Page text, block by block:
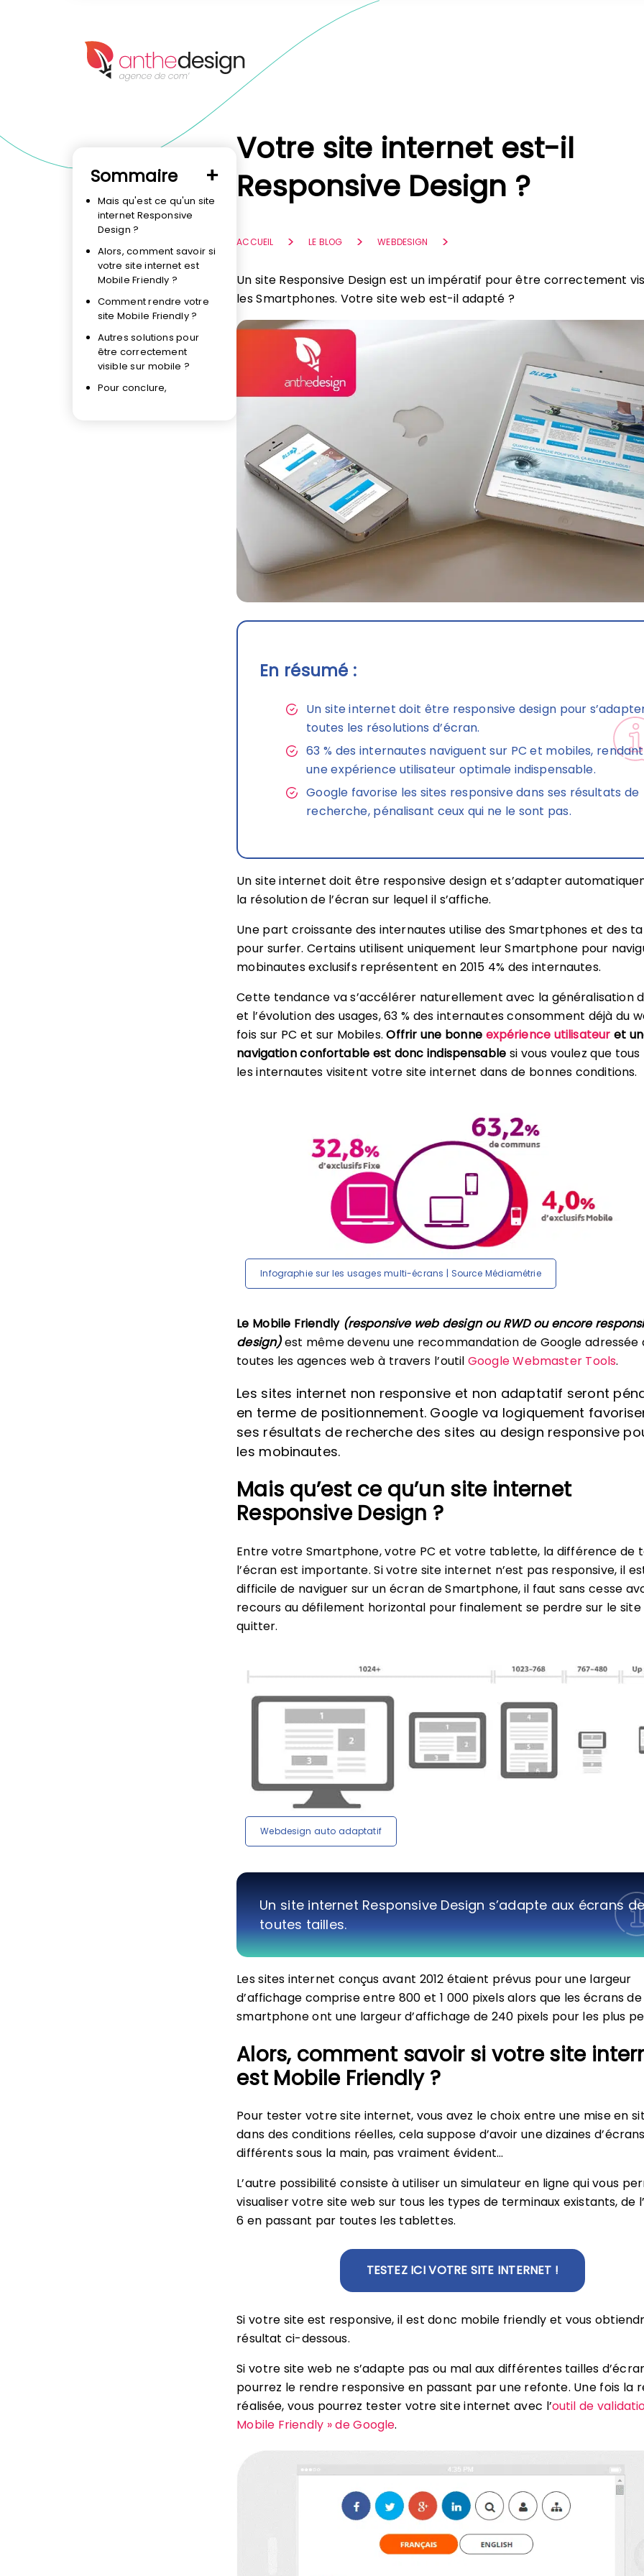
Sommaire
Mais qu'est ce qu'un site
internet Responsive
Design ?
Alors, comment savoir si
votre site internet est
Mobile Friendly ?
Comment rendre votre
site Mobile Friendly ?
Autres solutions pour
être correctement
visible sur mobile ?
Pour conclure,
Votre site internet est-il
Responsive Design ?
ACCUEIL LE BLOG WEBDESIGN
Un site Responsive Design est un impératif pour être correctement
les Smartphones. Votre site web est-il adapté ?
En résumé :
Un site internet doit être responsive design pour
toutes les résolutions d’écran.
63 % des internautes naviguent sur PC et mobiles, rendant
une expérience utilisateur optimale indispensable.
Google favorise les sites responsive dans ses résultats de
recherche, pénalisant ceux qui ne le sont pas.
Un site internet doit être responsive design et s’adapter
la résolution de l’écran sur lequel il s’affiche.
Une part croissante des internautes utilise des Smartphones et des
pour surfer. Certains utilisent uniquement leur Smartphone pour
mobinautes exclusifs représentent en 2015 4% des internautes.
Cette tendance va s’accélérer naturellement avec la généralisation
et l’évolution des usages, 63 % des internautes consomment déjà du
fois sur PC et sur Mobiles.Offrir une bonne expérience utilisateur et
navigation confortable est donc indispensable si vous voulez que tous
les internautes visitent votre site internet dans de bonnes conditions.
Infographie sur les usages multi-écrans | Source Médiamétrie
Le Mobile Friendly (responsive web design ou RWD ou encore
design) est même devenu une recommandation de Google adressée
toutes les agences web à travers l’outil Google Webmaster Tools.
Les sites internet non responsive et non adaptatif seront
en terme de positionnement. Google va logiquement
ses résultats de recherche des sites au design responsive
les mobinautes.
Mais qu’est ce qu’un site internet
Responsive Design ?
Entre votre Smartphone, votre PC et votre tablette, la différence de
l’écran est importante. Si votre site internet n’est pas responsive, il
difficile de naviguer sur un écran de Smartphone, il faut sans cesse
recours au défilement horizontal pour finalement se perdre sur le
quitter.
Webdesign auto adaptatif
Un site internet Responsive Design s’adapte aux écrans de
toutes tailles.
Les sites internet conçus avant 2012 étaient prévus pour une largeur
d’affichage comprise entre 800 et 1 000 pixels alors que les écrans de
smartphone ont une largeur d’affichage de 240 pixels pour les plus
Alors, comment savoir si votre site
est Mobile Friendly ?
Pour tester votre site internet, vous avez le choix entre une mise en
dans des conditions réelles, cela suppose d’avoir une dizaines
différents sous la main, pas vraiment évident…
L’autre possibilité consiste à utiliser un simulateur en ligne qui vous
visualiser votre site web sur tous les types de terminaux existants, de
6 en passant par toutes les tablettes.
TESTEZ ICI VOTRE SITE INTERNET !
Si votre site est responsive, il est donc mobile friendly et vous
résultat ci-dessous.
Si votre site web ne s’adapte pas ou mal aux différentes tailles
pourrez le rendre responsive en passant par une refonte. Une fois la
réalisée, vous pourrez tester votre site internet avec l’outil de
Mobile Friendly » de Google.